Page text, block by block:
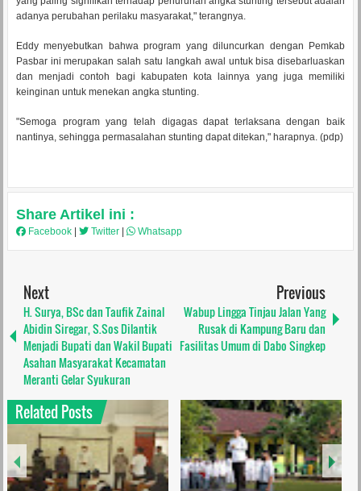
adanya perubahan perilaku masyarakat," terangnya.
Eddy menyebutkan bahwa program yang diluncurkan dengan Pemkab
Pasbar ini merupakan salah satu langkah awal untuk bisa disebarluaskan
dan menjadi contoh bagi kabupaten kota lainnya yang juga memiliki
keinginan untuk menekan angka stunting.
"Semoga program yang telah digagas dapat terlaksana dengan baik
nantinya, sehingga permasalahan stunting dapat ditekan," harapnya. (pdp)
Share Artikel ini :
Facebook Twitter Whatsapp
Next
H. Surya, BSc dan Taufik Zainal
Abidin Siregar, S.Sos Dilantik
Menjadi Bupati dan Wakil Bupati
Asahan Masyarakat Kecamatan
Meranti Gelar Syukuran
Previous
Wabup Lingga Tinjau Jalan Yang
Rusak di Kampung Baru dan
Fasilitas Umum di Dabo Singkep
Related Posts